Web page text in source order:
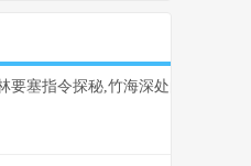
要塞指令探秘,竹海深处的代码奇